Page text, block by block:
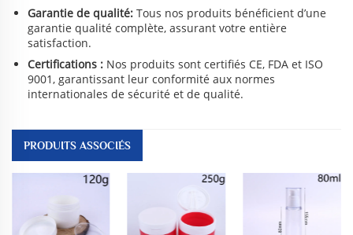
Garantie de qualité: Tous nos produits bénéficient d’une
garantie qualité complète, assurant votre entière
satisfaction.
Certifications : Nos produits sont certifiés CE, FDA et ISO
9001, garantissant leur conformité aux normes
internationales de sécurité et de qualité.
PRODUITS ASSOCIÉS